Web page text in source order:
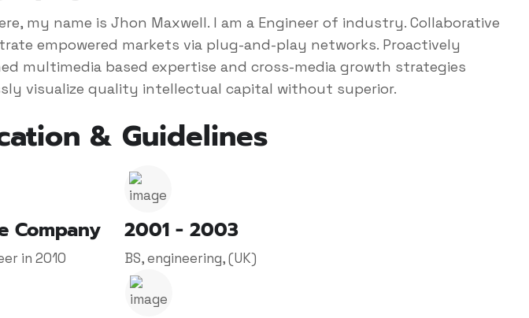
my name is Jhon Maxwell. I am a Engineer of industry. Collaborative
empowered markets via plug-and-play networks. Proactively
multimedia based expertise and cross-media growth strategies
visualize quality intellectual capital without superior.
& Guidelines
Company
in 2010
2001 - 2003
BS, engineering, (UK)